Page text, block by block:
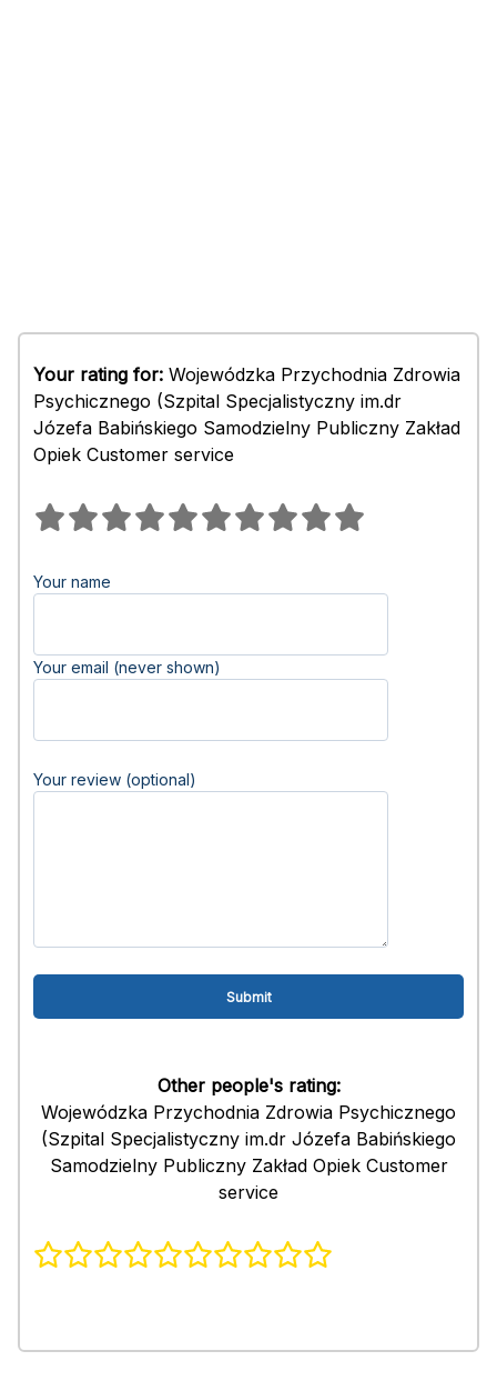
Your rating for: Wojewódzka Przychodnia Zdrowia
Psychicznego (Szpital Specjalistyczny im.dr
Józefa Babińskiego Samodzielny Publiczny Zakład
Opiek Customer service
Your name
Your email (never shown)
Your review (optional)
Other people's rating:
Wojewódzka Przychodnia Zdrowia Psychicznego
(Szpital Specjalistyczny im.dr Józefa Babińskiego
Samodzielny Publiczny Zakład Opiek Customer
service